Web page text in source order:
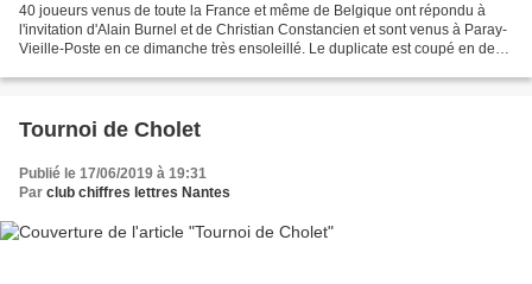
40 joueurs venus de toute la France et même de Belgique ont répondu à
l'invitation d'Alain Burnel et de Christian Constancien et sont venus à Paray-
Vieille-Poste en ce dimanche très ensoleillé. Le duplicate est coupé en deux
Tournoi de Cholet
Publié le 17/06/2019 à 19:31
Par club chiffres lettres Nantes